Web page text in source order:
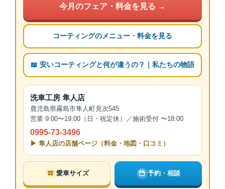
今月のフェア・料金を見る →
コーティングのメニュー・料金を見る
📖 安いコーティングと何が違うの？｜私たちの物語
洗車工房 隼人店
鹿児島県霧島市隼人町見次545
営業 9:00〜19:00（日・祝定休）／施術受付 〜18:00
0995-73-3496
▶ 隼人店の店舗ページ（料金・地図・口コミ）
愛車サイズ 予約・相談